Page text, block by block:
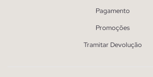
Pagamento
Promoções
Tramitar Devolução